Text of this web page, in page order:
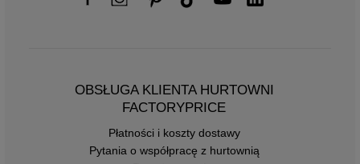
OBSŁUGA KLIENTA HURTOWNI
FACTORYPRICE
Płatności i koszty dostawy
Pytania o współpracę z hurtownią